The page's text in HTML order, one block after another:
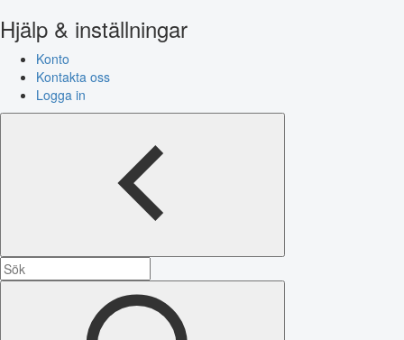
Hjälp & inställningar
Konto
Kontakta oss
Logga in